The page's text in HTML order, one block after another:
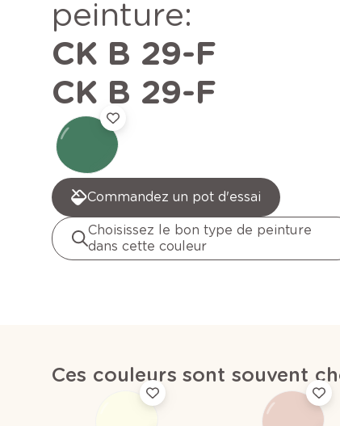
peinture:
CK B 29-F
CK B 29-F
Commandez un pot d'essai
Choisissez le bon type de peinture
dans cette couleur
Ces couleurs sont souvent